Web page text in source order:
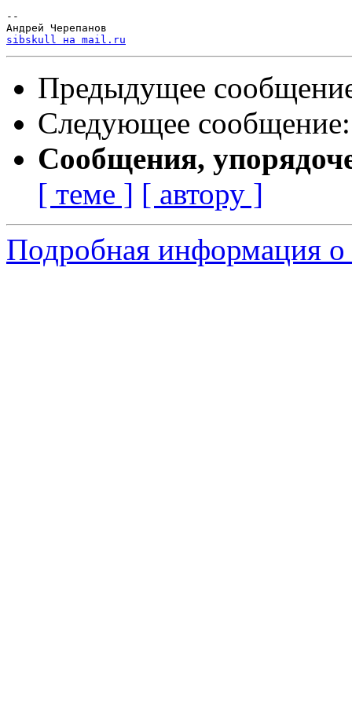
--
sibskull на mail.ru
Предыдущее
Следующее
Сообщения,
[ теме ] [ автору ]
Подробная информация о